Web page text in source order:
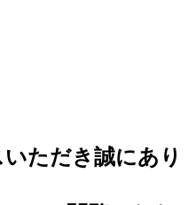
ただき誠にあり